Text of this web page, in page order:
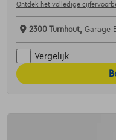
Ontdek het volledige
2300 Turnhout, Garage
Vergelijk